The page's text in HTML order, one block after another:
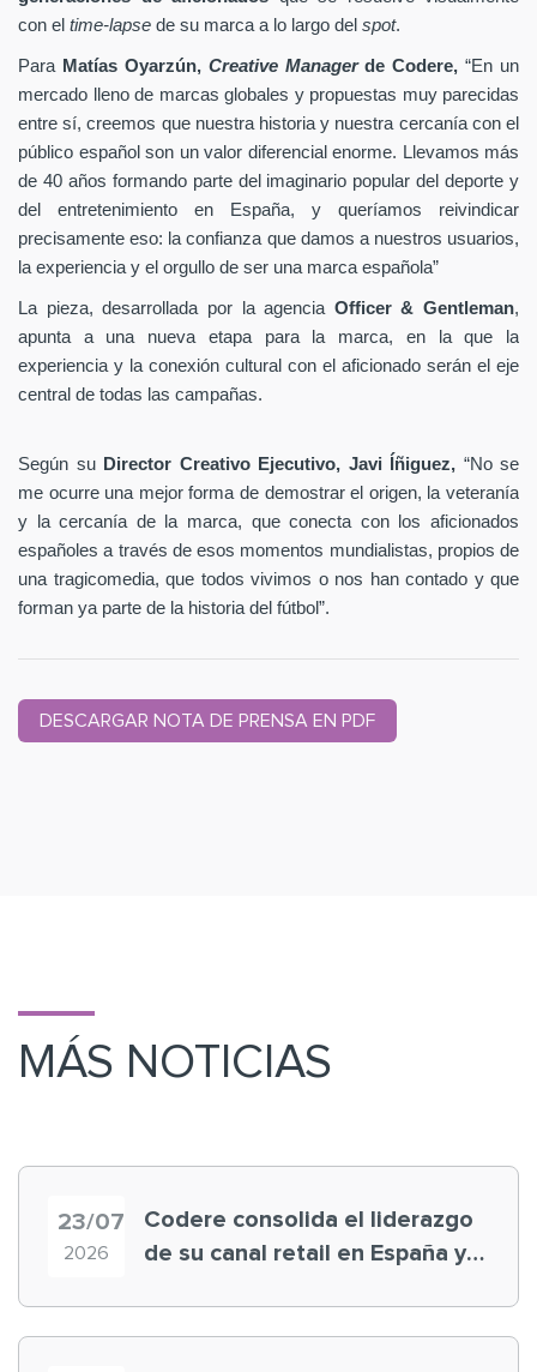
con el time-lapse de su marca a lo largo del spot.
Para Matías Oyarzún, Creative Managerde Codere,“En un
mercado lleno de marcas globales y propuestas muy parecidas
entre sí, creemos que nuestra historia y nuestra cercanía con el
público español son un valor diferencial enorme. Llevamos más
de 40 años formando parte del imaginario popular del deporte y
del entretenimiento en España, y queríamos reivindicar
precisamente eso: la confianza que damos a nuestros usuarios,
la experiencia y el orgullo de ser una marca española”
La pieza, desarrollada por la agencia Officer & Gentleman,
apunta a una nueva etapa para la marca, en la que la
experiencia y la conexión cultural con el aficionado serán el eje
central de todas las campañas.
Según su Director Creativo Ejecutivo, Javi Íñiguez, “No se
me ocurre una mejor forma de demostrar el origen, la veteranía
y la cercanía de la marca, que conecta con los aficionados
españoles a través de esos momentos mundialistas, propios de
una tragicomedia, que todos vivimos o nos han contado y que
forman ya parte de la historia del fútbol”.
DESCARGAR NOTA DE PRENSA EN PDF
MÁS NOTICIAS
23/07
2026
Codere consolida el liderazgo
de su canal retail en España y